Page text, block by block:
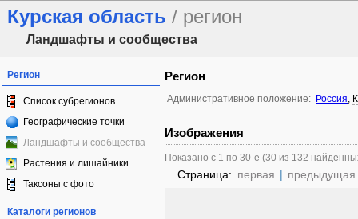
Курская область / регион
Ландшафты и сообщества
Регион
Список субрегионов
Географические точки
Ландшафты и сообщества
Растения и лишайники
Таксоны с фото
Каталоги регионов
Регион
Административное положение: Россия,
Изображения
Показано с 1 по 30-е (30 из 132
Страница: первая | предыдущая